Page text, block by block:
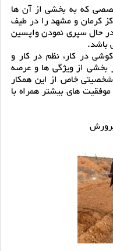
که به بخشی از آن ها
کرمان و مشهد را در طیف
حال سپری نمودن واپسین
در کار، نظم در کار و
بخشی از ویژگی ها و عرصه
خاص از این همکار
های بیشتر همراه با